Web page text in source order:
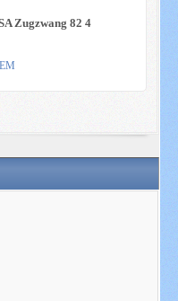
Zugzwang 82 4